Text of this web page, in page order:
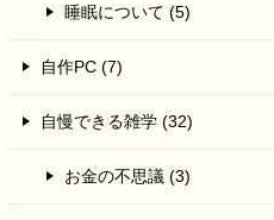
睡眠について (5)
自作PC (7)
自慢できる雑学 (32)
お金の不思議 (3)